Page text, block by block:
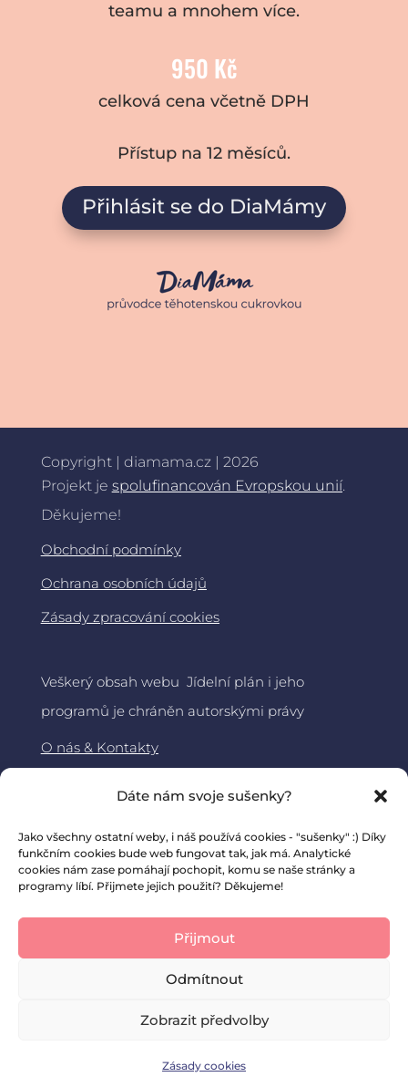
Dáte nám svoje sušenky?
Jako všechny ostatní weby, i náš používá cookies - "sušenky" :) Díky
funkčním cookies bude web fungovat tak, jak má. Analytické
cookies nám zase pomáhají pochopit, komu se naše stránky a
programy líbí. Přijmete jejich použití? Děkujeme!
Přijmout
Odmítnout
Zobrazit předvolby
Zásady cookies
teamu a mnohem více.
950 Kč
celková cena včetně DPH
Přístup na 12 měsíců.
Přihlásit se do DiaMámy
Copyright | diamama.cz | 2026
Projekt je spolufinancován Evropskou unií.
Děkujeme!
Obchodní podmínky
Ochrana osobních údajů
Zásady zpracování cookies
Veškerý obsah webu Jídelní plán i jeho
programů je chráněn autorskými právy
O nás & Kontakty